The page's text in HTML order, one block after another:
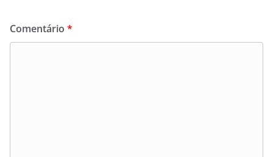
Comentário *